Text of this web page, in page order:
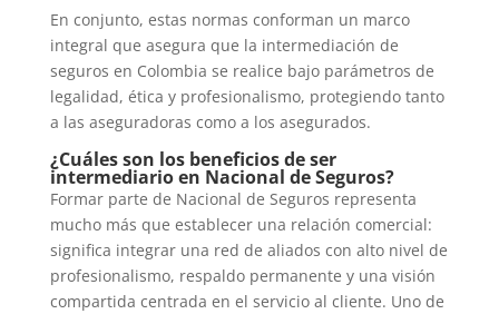
En conjunto, estas normas conforman un marco
integral que asegura que la intermediación de
seguros en Colombia se realice bajo parámetros de
legalidad, ética y profesionalismo, protegiendo tanto
a las aseguradoras como a los asegurados.
¿Cuáles son los beneficios de ser
intermediario en Nacional de Seguros?
Formar parte de Nacional de Seguros representa
mucho más que establecer una relación comercial:
significa integrar una red de aliados con alto nivel de
profesionalismo, respaldo permanente y una visión
compartida centrada en el servicio al cliente. Uno de